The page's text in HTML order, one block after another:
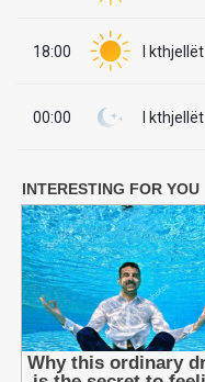
18:00 I kthjellët
00:00 I kthjellët